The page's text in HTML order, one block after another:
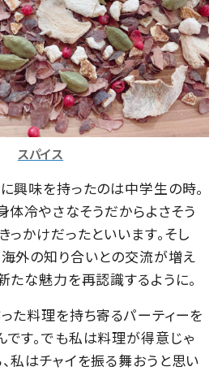
スパイス
興味を持ったのは中学生の時。
体冷やさなそうだからよさそう
っかけだったといいます。そし
海外の知り合いとの交流が増え
たな魅力を再認識するように。
た料理を持ち寄るパーティーを
す。でも私は料理が得意じゃ
私はチャイを振る舞おうと思い